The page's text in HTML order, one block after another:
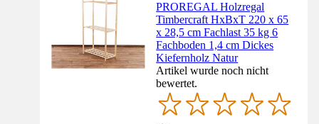
PROREGAL Holzregal
Timbercraft HxBxT 220 x 65
x 28,5 cm Fachlast 35 kg 6
Fachboden 1,4 cm Dickes
Kiefernholz Natur
Artikel wurde noch nicht
bewertet.